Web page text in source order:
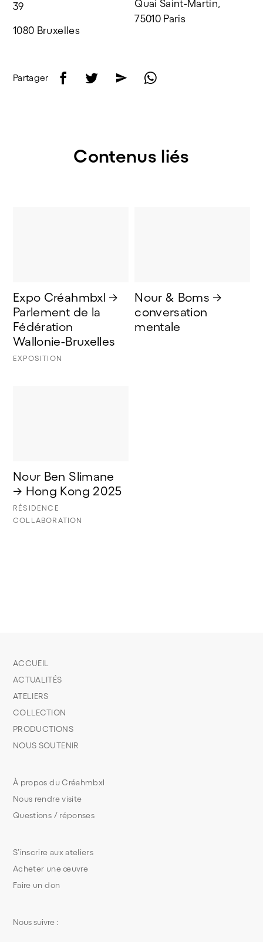
39
1080 Bruxelles
Quai Saint-Martin,
75010 Paris
Partager f t e w
Contenus liés
Expo Créahmbxl →
Parlement de la
Fédération
Wallonie-Bruxelles
EXPOSITION
Nour & Boms →
conversation
mentale
Nour Ben Slimane
→ Hong Kong 2025
RÉSIDENCE
COLLABORATION
S’inscrire aux ateliers
Acheter une œuvre
Faire un don
À propos du Créahmbxl
Nous rendre visite
Questions / réponses
ACCUEIL
ACTUALITÉS
ATELIERS
COLLECTION
PRODUCTIONS
NOUS SOUTENIR
Nous suivre :